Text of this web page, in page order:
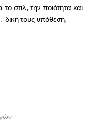
στιλ, την ποιότητα και
τους υπόθεση.